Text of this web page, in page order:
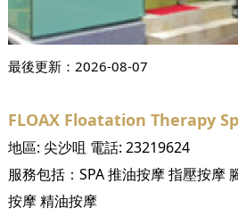
最後更新： 2026-08-07
FLOAX Floatation Therapy
地區: 尖沙咀 電話: 23219624
服務包括： SPA推油按摩指壓按摩
按摩精油按摩